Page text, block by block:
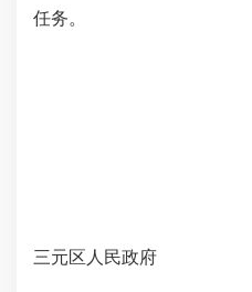
任务。
三元区人民政府